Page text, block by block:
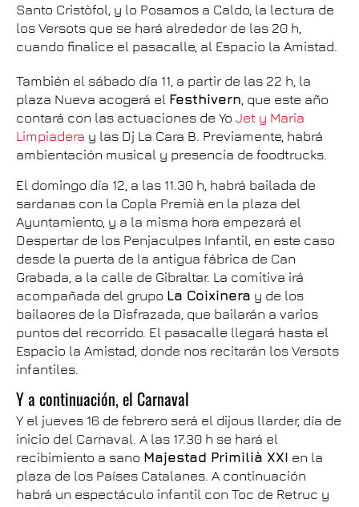
Santo Cristòfol, y lo Posamos a Caldo, la lectura de
los Versots que se hará alrededor de las 20 h,
cuando finalice el pasacalle, al Espacio la Amistad.
También el sábado día 11, a partir de las 22 h, la
plaza Nueva acogerá el Festhivern, que este año
contará con las actuaciones de Yo Jet y Maria
Limpiadera y las Dj La Cara B. Previamente, habrá
ambientación musical y presencia de foodtrucks.
El domingo día 12, a las 11.30 h, habrá bailada de
sardanas con la Copla Premià en la plaza del
Ayuntamiento, y a la misma hora empezará el
Despertar de los Penjaculpes Infantil, en este caso
desde la puerta de la antigua fábrica de Can
Grabada, a la calle de Gibraltar. La comitiva irá
acompañada del grupo La Coixinera y de los
bailaores de la Disfrazada, que bailarán a varios
puntos del recorrido. El pasacalle llegará hasta el
Espacio la Amistad, donde nos recitarán los Versots
infantiles.
Y a continuación, el Carnaval
Y el jueves 16 de febrero será el dijous llarder, día de
inicio del Carnaval. A las 17.30 h se hará el
recibimiento a sano Majestad Primilià XXI en la
plaza de los Países Catalanes. A continuación
habrá un espectáculo infantil con Toc de Retruc y